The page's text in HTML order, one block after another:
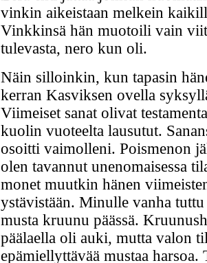
vinkin aikeistaan melkein
Vinkkinsä hän muotoili vain
tulevasta, nero kun oli.
Näin silloinkin, kun tapasin
kerran Kasviksen ovella
Viimeiset sanat olivat
kuolin vuoteelta lausutut.
osoitti vaimolleni. Poismenon
olen tavannut unenomaisessa
monet muutkin hänen
ystävistään. Minulle vanha
musta kruunu päässä.
päälaella oli auki, mutta valon
epämiellyttävää mustaa harsoa.